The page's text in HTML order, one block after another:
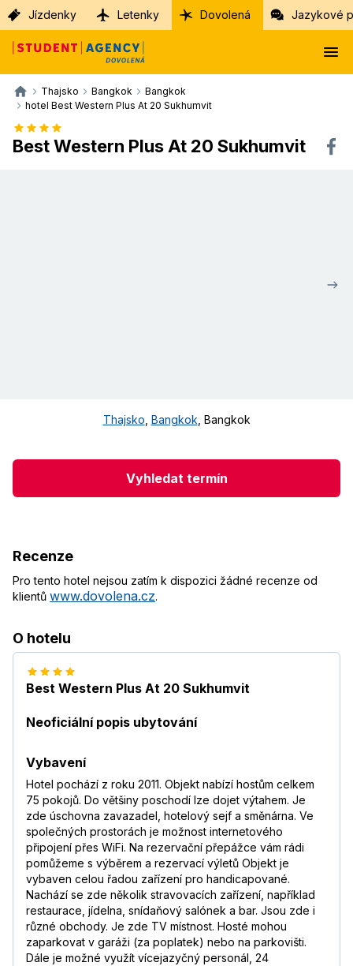
Jízdenky Letenky Dovolená Jazykové
Thajsko Bangkok
Bangkok
hotel Best Western Plus At 20 Sukhumvit
Best Western Plus At 20 Sukhumvit
Thajsko Bangkok Bangkok
Vyhledat termín
Recenze
Pro tento hotel nejsou zatím k dispozici žádné recenze od
klientů www.dovolena.cz.
O hotelu
Best Western Plus At 20 Sukhumvit
Neoficiální popis ubytování
Vybavení
Hotel pochází z roku 2011. Objekt nabízí hostům celkem
75 pokojů. Do většiny poschodí lze dojet výtahem. Je
zde úschovna zavazadel, hotelový sejf a směnárna. Ve
společných prostorách je možnost internetového
připojení přes WiFi. Na rezervační přepážce vám rádi
pomůžeme s výběrem a rezervací výletů Objekt je
vybaven celou řadou zařízení pro handicapované.
Nachází se zde několik stravovacích zařízení, například
restaurace, jídelna, snídaňový salónek a bar. Jsou zde i
různé obchody. Je zde TV místnost. Hosté mohou
zaparkovat v garáži (za poplatek) nebo na parkovišti.
Dále je možné využít vícejazyčný personál, 24